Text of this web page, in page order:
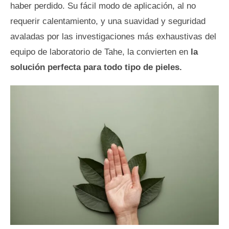
haber perdido. Su fácil modo de aplicación, al no
requerir calentamiento, y una suavidad y seguridad
avaladas por las investigaciones más exhaustivas del
equipo de laboratorio de Tahe, la convierten en la
solución perfecta para todo tipo de pieles.